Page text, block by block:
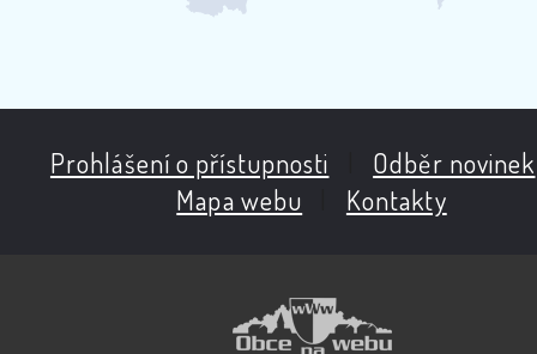
Prohlášení o přístupnosti Odběr novinek
Mapa webu
Kontakty